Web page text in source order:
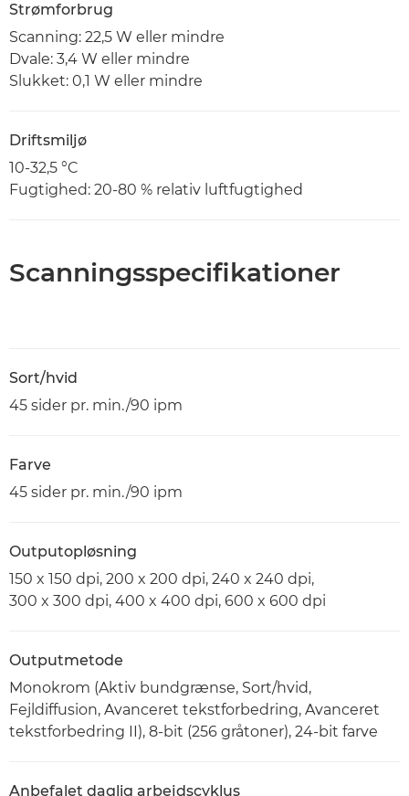
Strømforbrug
Scanning: 22,5 W eller mindre
Dvale: 3,4 W eller mindre
Slukket: 0,1 W eller mindre
Driftsmiljø
10-32,5 °C
Fugtighed: 20-80 % relativ luftfugtighed
Scanningsspecifikationer
Sort/hvid
45 sider pr. min./90 ipm
Farve
45 sider pr. min./90 ipm
Outputopløsning
150 x 150 dpi, 200 x 200 dpi, 240 x 240 dpi,
300 x 300 dpi, 400 x 400 dpi, 600 x 600 dpi
Outputmetode
Monokrom (Aktiv bundgrænse, Sort/hvid,
Fejldiffusion, Avanceret tekstforbedring, Avanceret
tekstforbedring II), 8-bit (256 gråtoner), 24-bit farve
Anbefalet daglig arbejdscyklus